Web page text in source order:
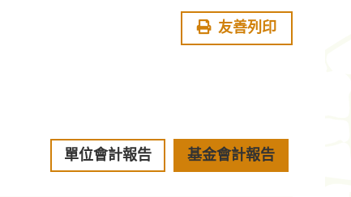
友善列印
單位會計報告 基金會計報告